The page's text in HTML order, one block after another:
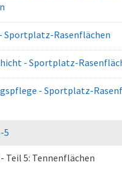
Sportplatz-Rasenflächen
- Sportplatz-
- Sportplatz-
5
Teil 5: Tennenflächen